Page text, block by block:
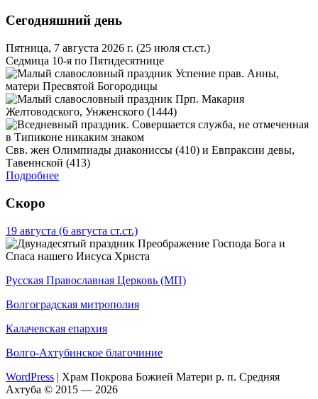
Сегодняшний день
Пятница, 7 августа 2026 г. (25 июля ст.ст.)
Седмица 10-я по Пятидесятнице
Успение прав. Анны,
матери Пресвятой Богородицы
Прп. Макария
Желтоводского, Унженского (1444)
Свв. жен Олимпиады диакониссы (410) и Евпраксии девы,
Тавеннской (413)
Подробнее
Скоро
19 августа (6 августа ст.ст.)
Преображение Господа Бога и
Спаса нашего Иисуса Христа
Русская Православная Церковь (МП)
Волгоградская митрополия
Калачевская епархия
Волго-Ахтубинское благочиние
WordPress | Храм Покрова Божией Матери р. п. Средняя
Ахтуба © 2015 — 2026